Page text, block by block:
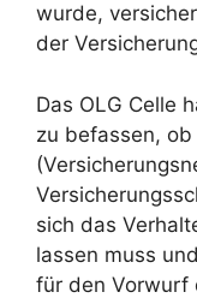
wurde,
der
Das OLG Celle
zu befassen,
sich das
lassen muss
für den Vorwurf